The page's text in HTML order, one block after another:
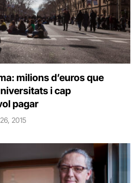
milions d’euros que
i cap
pagar
2015